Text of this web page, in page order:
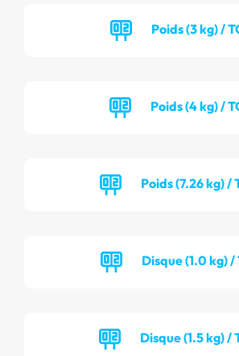
Poids (3 kg) /
Poids (4 kg) /
Poids (7.26 kg) /
Disque (1.0 kg) /
Disque (1.5 kg) /